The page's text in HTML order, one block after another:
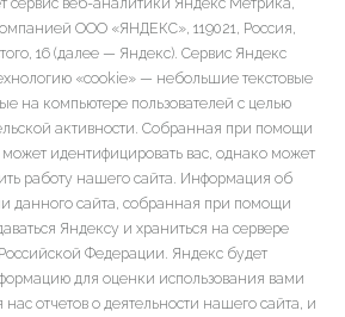
ООО «ЯНДЕКС», 119021, Россия,
16 (далее — Яндекс). Сервис Яндекс
«cookie» — небольшие текстовые
на компьютере пользователей с целью
активности. Собранная при помощи
идентифицировать вас, однако может
работу нашего сайта. Информация об
данного сайта, собранная при помощи
Яндексу и храниться на сервере
Федерации. Яндекс будет
для оценки использования вами
нас отчетов о деятельности нашего сайта, и